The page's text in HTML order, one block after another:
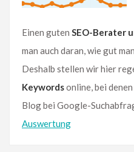
Einen guten SEO-Berater
man auch daran, wie gut
Deshalb stellen wir hier
Keywordsonline, bei
Blog bei Google-
Auswertung